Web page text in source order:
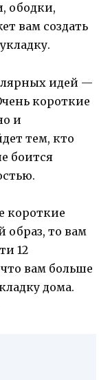
ободки,
вам создать
идей —
короткие
и
тем, кто
боится
короткие
образ, то вам
12
вам больше
дома.